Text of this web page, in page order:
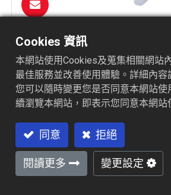
1/2”氣動雙隔膜泵
ADP-0120
Cookies 資訊
本網站使用Cookies及蒐集相關網站
最佳服務並改善使用體驗。詳細內容
您可以隨時變更您是否同意本網站使
續瀏覽本網站，即表示您同意本網站
同意 拒絕
閱讀更多 變更設定